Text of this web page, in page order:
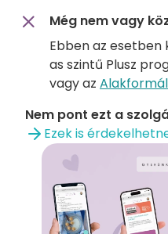
Még nem vagy
Ebben az esetben
as szintű Plusz
vagy az
Nem pont ezt a
Ezek is